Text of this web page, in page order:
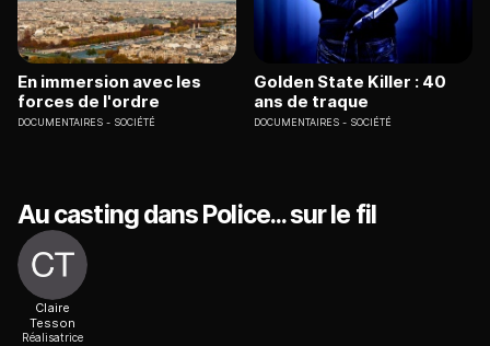
En immersion avec les
forces de l'ordre
DOCUMENTAIRES SOCIÉTÉ
Golden State Killer : 40
ans de traque
DOCUMENTAIRES SOCIÉTÉ
Au casting dans Police... sur le fil
Claire
Tesson
Réalisatrice